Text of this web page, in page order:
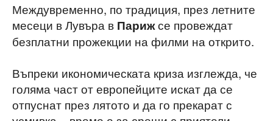
Междувременно, по традиция, през летните
месеци в Лувъра в Парижсе провеждат
безплатни прожекции на филми на открито.
Въпреки икономическата криза изглежда, че
голяма част от европейците искат да се
отпуснат през лятото и да го прекарат с